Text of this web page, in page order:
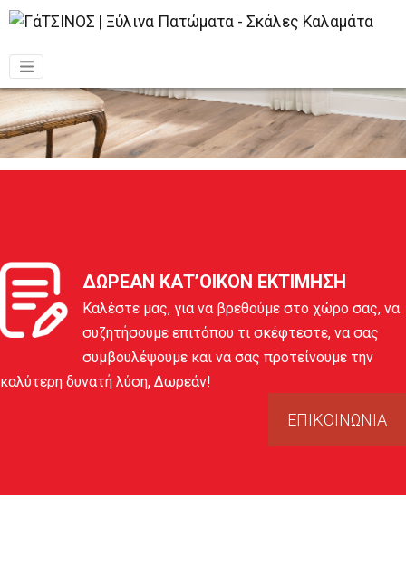
ΔΩΡΕΑΝ ΚΑΤ’ΟΙΚΟΝ ΕΚΤΙΜΗΣΗ
Καλέστε μας, για να βρεθούμε στο χώρο σας, να
συζητήσουμε επιτόπου τι σκέφτεστε, να σας
συμβουλέψουμε και να σας προτείνουμε την
καλύτερη δυνατή λύση, Δωρεάν!
ΕΠΙΚΟΙΝΩΝΙΑ